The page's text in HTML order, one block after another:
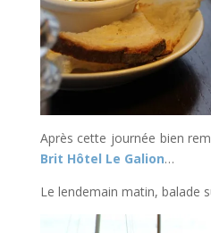
Après cette journée bien
Brit Hôtel Le Galion…
Le lendemain matin, balade